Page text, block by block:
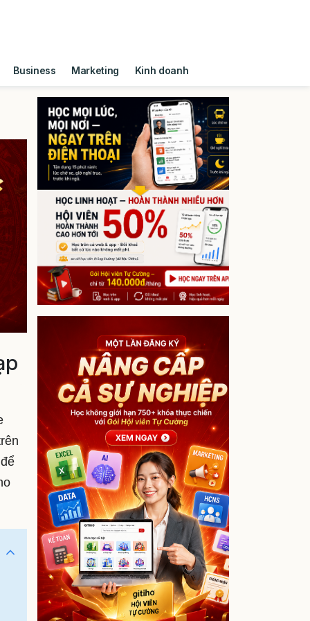
Business Marketing Kinh doanh